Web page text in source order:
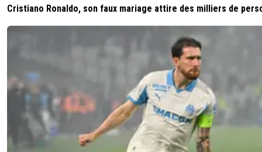
Cristiano Ronaldo, son faux mariage attire des milliers de